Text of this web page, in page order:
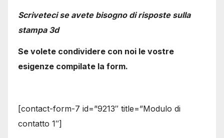
Scriveteci se avete bisogno di risposte sulla
stampa 3d
Se volete condividere con noi le vostre
esigenze compilate la form.
[contact-form-7 id=”9213″ title=”Modulo di
contatto 1″]